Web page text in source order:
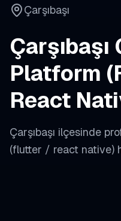
Çarşıbaşı
Çarşıbaşı
Platform
React
Çarşıbaşı ilçesinde
(flutter / react native)